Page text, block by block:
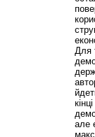
Для
але